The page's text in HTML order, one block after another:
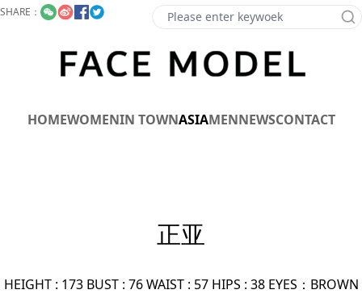
SHARE：
HOMEWOMENIN TOWNASIAMENNEWSCONTACT
正亚
HEIGHT : 173 BUST : 76 WAIST : 57 HIPS : 38 EYES：BROWN